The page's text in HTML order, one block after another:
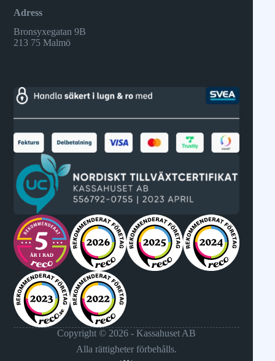
Adress
Bronsyxegatan 9B
213 75 Malmö
Copyright © 2026 - Kassahuset AB
Alla rättigheter förbehålls.